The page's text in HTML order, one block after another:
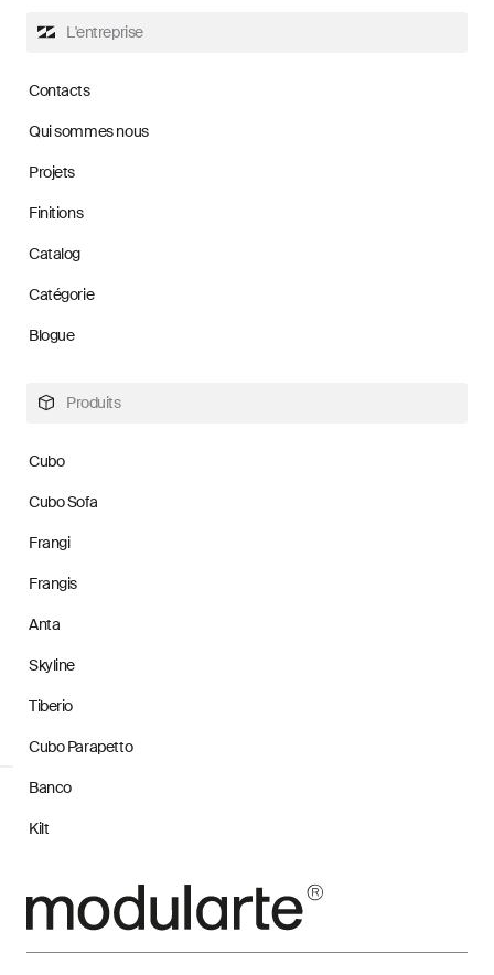
L'entreprise
Contacts
Qui sommes nous
Projets
Finitions
Catalog
Catégorie
Blogue
Produits
Cubo
Cubo Sofa
Frangi
Frangis
Anta
Skyline
Tiberio
Cubo Parapetto
Banco
Kilt